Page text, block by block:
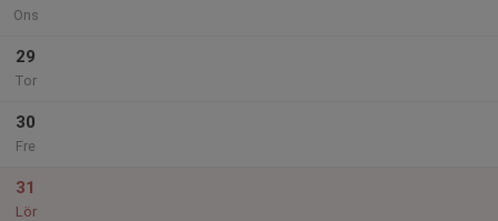
Ons
29
Tor
30
Fre
31
Lör